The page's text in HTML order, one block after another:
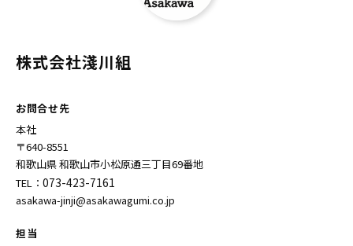
株式会社淺川組
お問合せ先
本社
〒640-8551
和歌山県 和歌山市小松原通三丁目69番地
TEL： 073-423-7161
asakawa-jinji@asakawagumi.co.jp
担当